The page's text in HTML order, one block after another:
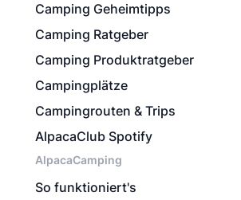
Camping Geheimtipps
Camping Ratgeber
Camping Produktratgeber
Campingplätze
Campingrouten & Trips
AlpacaClub Spotify
AlpacaCamping
So funktioniert's